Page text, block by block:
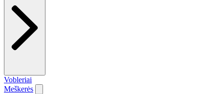
Vobleriai
Meškerės